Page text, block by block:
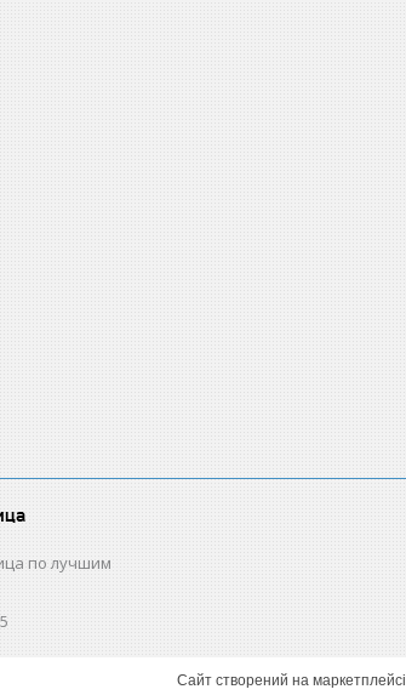
по лучшим
Сайт створений на маркетплейсі